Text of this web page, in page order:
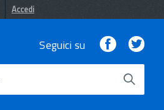
Accedi
Seguici su Facebook